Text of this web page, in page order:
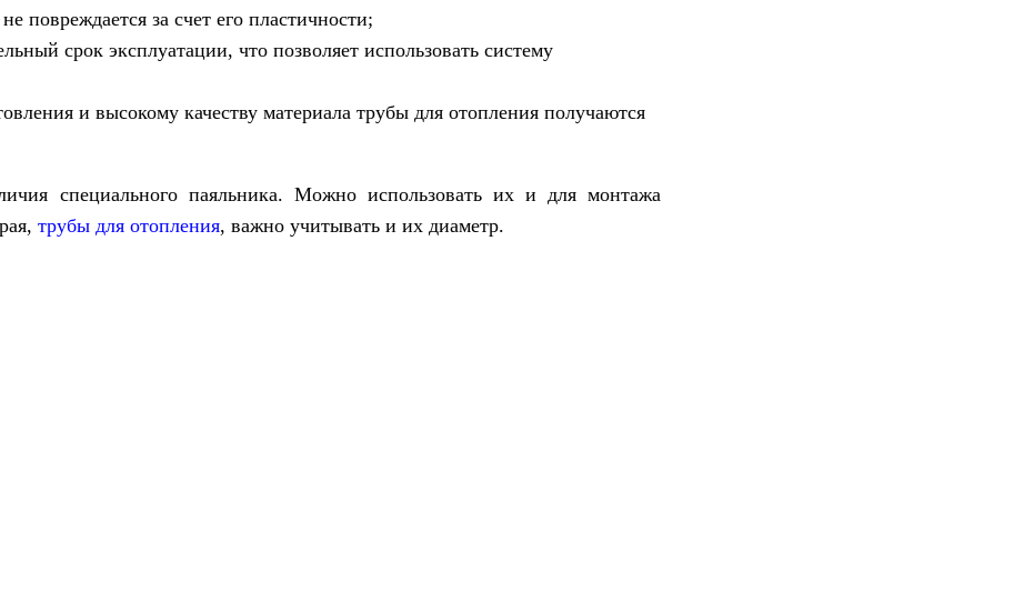
повреждается за счет его пластичности;
срок эксплуатации, что позволяет использовать систему
и высокому качеству материала трубы для отопления получаются
специального паяльника. Можно использовать их и для монтажа
трубы для отопления, важно учитывать и их диаметр.